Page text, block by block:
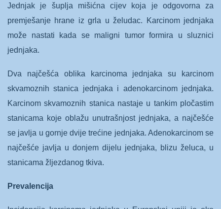
Jednjak je šuplja mišićna cijev koja je odgovorna za
premješanje hrane iz grla u želudac. Karcinom jednjaka
može nastati kada se maligni tumor formira u sluznici
jednjaka.
Dva najčešća oblika karcinoma jednjaka su karcinom
skvamoznih stanica jednjaka i adenokarcinom jednjaka.
Karcinom skvamoznih stanica nastaje u tankim pločastim
stanicama koje oblažu unutrašnjost jednjaka, a najčešće
se javlja u gornje dvije trećine jednjaka. Adenokarcinom se
najčešće javlja u donjem dijelu jednjaka, blizu želuca, u
stanicama žljezdanog tkiva.
Prevalencija